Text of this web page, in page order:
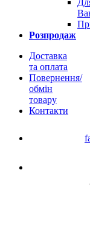
Розпродаж
Доставка
та оплата
Повернення/
обмін
товару
Контакти